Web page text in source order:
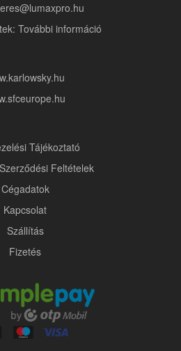
További információ
Tájékoztató
Feltételek
Cégadatok
Kapcsolat
Szállítás
Fizetés